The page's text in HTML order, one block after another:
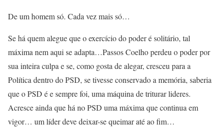
De um homem só. Cada vez mais só…
Se há quem alegue que o exercício do poder é solitário, tal
máxima nem aqui se adapta…Passos Coelho perdeu o poder por
sua inteira culpa e se, como gosta de alegar, cresceu para a
Política dentro do PSD, se tivesse conservado a memória, saberia
que o PSD é e sempre foi, uma máquina de triturar lideres.
Acresce ainda que há no PSD uma máxima que continua em
vigor… um líder deve deixar-se queimar até ao fim…